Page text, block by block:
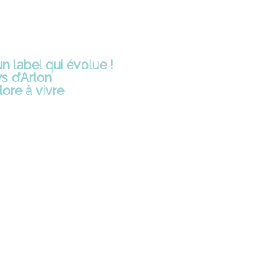
label qui évolue !
d’Arlon
à vivre